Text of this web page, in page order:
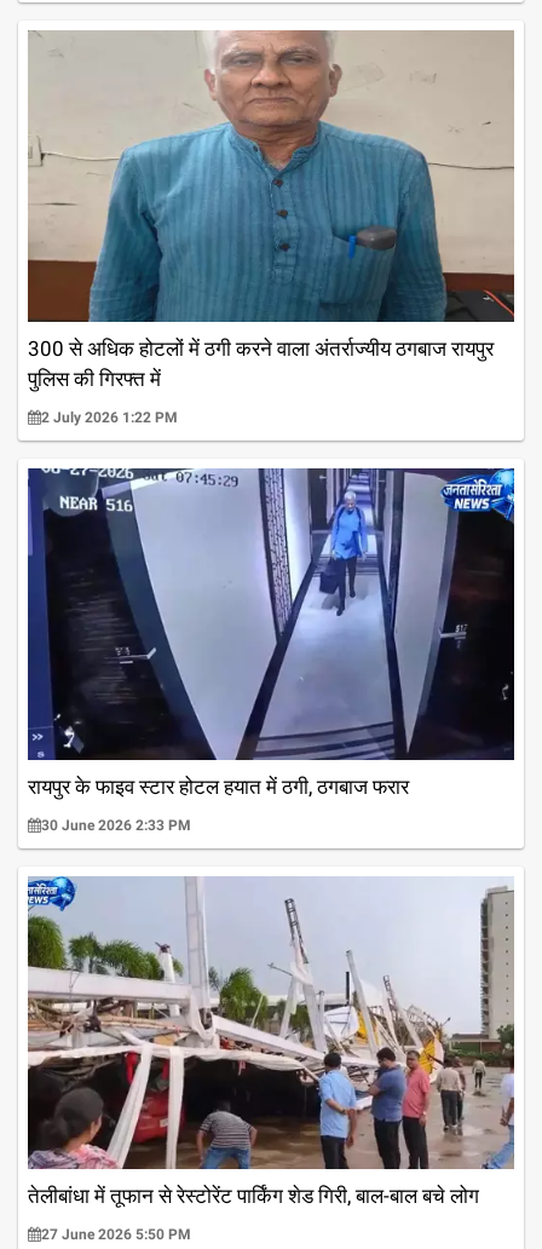
300 से अधिक होटलों में ठगी करने वाला अंतर्राज्यीय ठगबाज रायपुर
पुलिस की गिरफ्त में
2 July 2026 1:22 PM
रायपुर के फाइव स्टार होटल हयात में ठगी, ठगबाज फरार
30 June 2026 2:33 PM
तेलीबांधा में तूफान से रेस्टोरेंट पार्किंग शेड गिरी, बाल-बाल बचे लोग
27 June 2026 5:50 PM